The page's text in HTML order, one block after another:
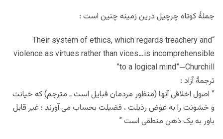
جملهٔ کوتاه چرچیل درین زمینه چنین است :
“Their system of ethics, which regards treachery and
violence as virtues rather than vices…is incomprehensible
to a logical mind”—Churchill”
ترجمهٔ آزاد :
” اصول اخلاقی آنها (منظور مردمان قبایل است ـ مترجم) که خیانت
و خشونت را به عوض رذیلت ، فضیلت بحساب می آورند ؛ غیر قابل
باور به یک ذهن منطقی است ”